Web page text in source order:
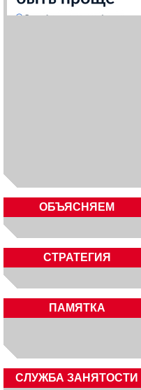
ОБЪЯСНЯЕМ
СТРАТЕГИЯ
ПАМЯТКА
CЛУЖБА ЗАНЯТОСТИ